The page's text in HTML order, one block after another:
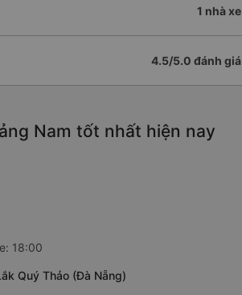
1 nhà xe
4.5/5.0 đánh giá
Nam tốt nhất hiện nay
18:00
Quý Thảo (Đà Nẵng)